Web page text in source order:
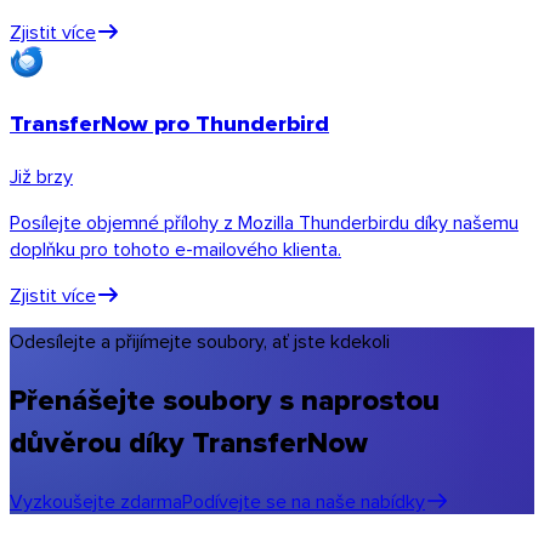
Zjistit více
TransferNow pro Thunderbird
Již brzy
Posílejte objemné přílohy z Mozilla Thunderbirdu díky našemu
doplňku pro tohoto e-mailového klienta.
Zjistit více
Odesílejte a přijímejte soubory, ať jste kdekoli
Přenášejte soubory s naprostou
důvěrou díky TransferNow
Vyzkoušejte zdarmaPodívejte se na naše nabídky